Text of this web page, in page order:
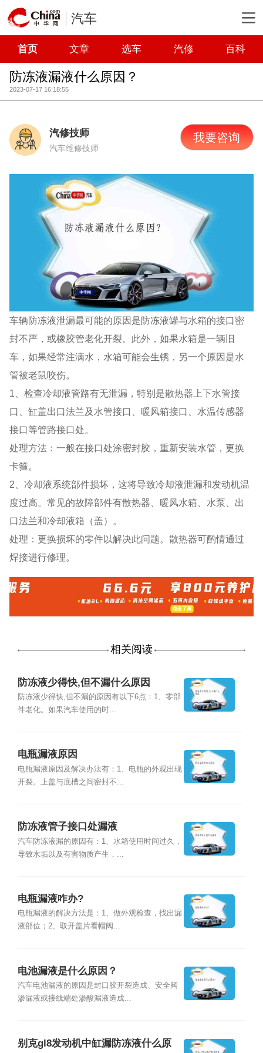
汽车
首页 文章 选车 汽修 百科
防冻液漏液什么原因？
2023-07-17 16:18:55
汽修技师
汽车维修技师
我要咨询
车辆防冻液泄漏最可能的原因是防冻液罐与水箱的接口密
封不严，或橡胶管老化开裂。此外，如果水箱是一辆旧
车，如果经常注满水，水箱可能会生锈，另一个原因是水
管被老鼠咬伤。
1、检查冷却液管路有无泄漏，特别是散热器上下水管接
口、缸盖出口法兰及水管接口、暖风箱接口、水温传感器
接口等管路接口处。
处理方法：一般在接口处涂密封胶，重新安装水管，更换
卡箍。
2、冷却液系统部件损坏，这将导致冷却液泄漏和发动机温
度过高。常见的故障部件有散热器、暖风水箱、水泵、出
口法兰和冷却液箱（盖）。
处理：更换损坏的零件以解决此问题。散热器可酌情通过
焊接进行修理。
相关阅读
防冻液少得快,但不漏什么原因
防冻液少得快,但不漏的原因有以下6点：1、零部
件老化。如果汽车使用的时...
电瓶漏液原因
电瓶漏液原因及解决办法有：1、电瓶的外观出现
开裂。上盖与底槽之间密封不...
防冻液管子接口处漏液
汽车防冻液漏的原因有：1、水箱使用时间过久，
导致水垢以及有害物质产生，...
电瓶漏液咋办?
电瓶漏液的解决方法是：1、做外观检查，找出漏
液部位；2、取开盖片看帽阀...
电池漏液是什么原因？
汽车电池漏液的原因是封口胶开裂造成、安全阀
渗漏液或接线端处渗酸漏液造成...
别克gl8发动机中缸漏防冻液什么原